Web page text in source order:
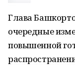
Глава
очередные
повышенной